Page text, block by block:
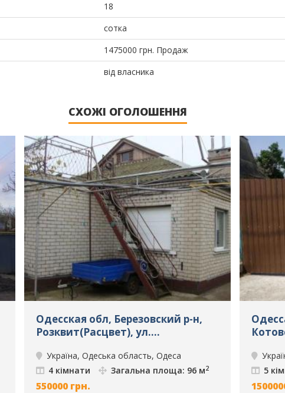
18
сотка
1475000 грн. Продаж
від власника
СХОЖІ ОГОЛОШЕННЯ
Одесская обл, Березовский р-н,
Розквит(Расцвет), ул.
Продаж , Одеса, ID: 5065
Україна, Одеська область, Одеса
4 кімнати
Загальна площа: 96 м2
550000 грн.
ID:
5